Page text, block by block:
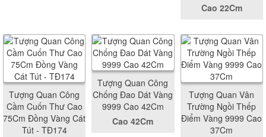
Cao 22Cm
Tượng Quan Công
Cầm Cuốn Thư Cao
75Cm Đồng Vàng Cát
Tút - TĐ174
Tượng Quan Công
Chống Đao Dát Vàng
9999 Cao 42Cm
Cao 42Cm
Tượng Quan Vân
Trường Ngồi Thếp
Điểm Vàng 9999 Cao
37Cm